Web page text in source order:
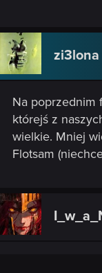
zi3lona
Na poprzednim
którejś z
wielkie. Mniej
Flotsam